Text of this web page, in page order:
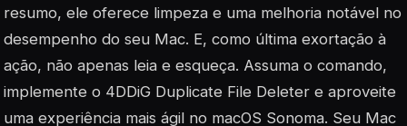
resumo, ele oferece limpeza e uma melhoria notável no
desempenho do seu Mac. E, como última exortação à
ação, não apenas leia e esqueça. Assuma o comando,
implemente o 4DDiG Duplicate File Deleter e aproveite
uma experiência mais ágil no macOS Sonoma. Seu Mac